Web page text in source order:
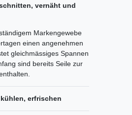
vernäht und
Markengewebe
einen angenehmen
gleichmässiges Spannen
sind bereits Seile zur
erfrischen